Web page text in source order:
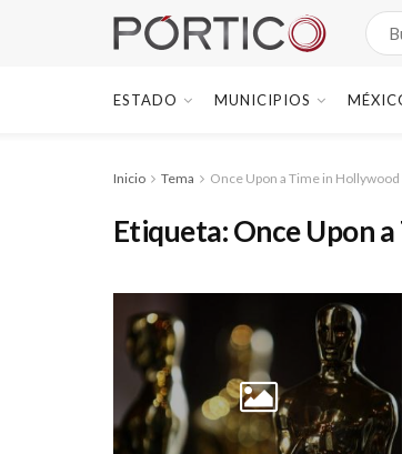
ESTADO MUNICIPIOS
Inicio Tema Once Upon a Time in Hollywood
Etiqueta:Once Upon